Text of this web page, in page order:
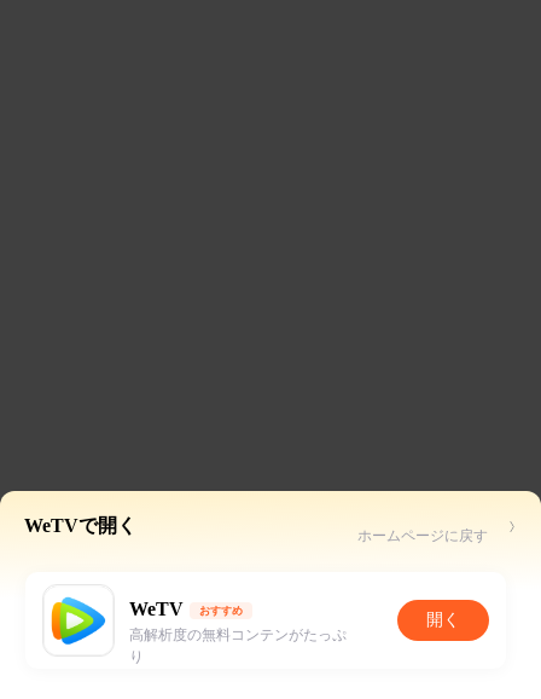
WeTVで開く ホームページに戻す
WeTV おすすめ
高解析度の無料コンテンがたっぷ
り
開く